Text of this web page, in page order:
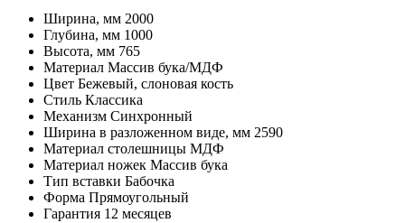
Ширина, мм 2000
Глубина, мм 1000
Высота, мм 765
Материал Массив бука/МДФ
Цвет Бежевый, слоновая кость
Стиль Классика
Механизм Синхронный
Ширина в разложенном виде, мм 2590
Материал столешницы МДФ
Материал ножек Массив бука
Тип вставки Бабочка
Форма Прямоугольный
Гарантия 12 месяцев